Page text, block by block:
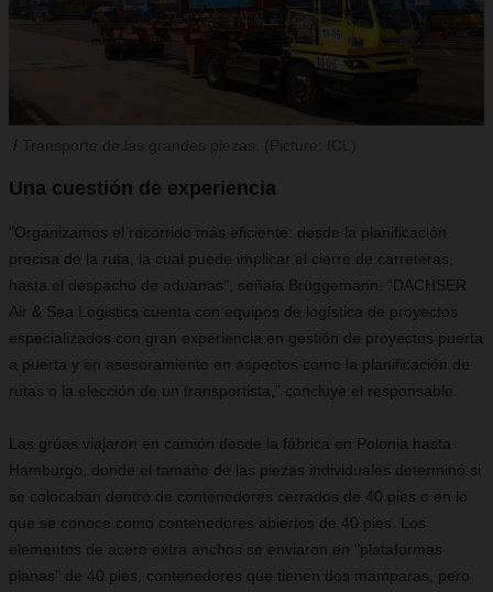
Una cuestión de experiencia
"Organizamos el recorrido más eficiente: desde la planificación
precisa de la ruta, la cual puede implicar el cierre de carreteras,
hasta el despacho de aduanas", señala Brüggemann. “DACHSER
Air & Sea Logistics cuenta con equipos de logística de proyectos
especializados con gran experiencia en gestión de proyectos puerta
a puerta y en asesoramiento en aspectos como la planificación de
rutas o la elección de un transportista,” concluye el responsable.
Las grúas viajaron en camión desde la fábrica en Polonia hasta
Hamburgo, donde el tamaño de las piezas individuales determinó si
se colocaban dentro de contenedores cerrados de 40 pies o en lo
que se conoce como contenedores abiertos de 40 pies. Los
elementos de acero extra anchos se enviaron en "plataformas
planas" de 40 pies, contenedores que tienen dos mamparas, pero